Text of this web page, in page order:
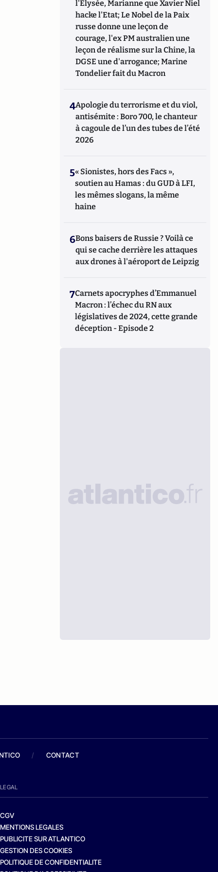
Sorbonne Paris 1 (DEA d'économie
industriel) et de Grandes
Ecoles de Commerce (Mastère spécialisé en
ingénierie financière et métiers de la
finance), il dispense actuellement à
Sciences-po Paris des cours d’économie. Il a
enseigné l'Economie dans la plupart des
Grandes Ecoles françaises (HEC, ESSEC,
égalité des chances first et non absolue,
rééquilibrage par l'Etat in fine) c'est un
adèpte de la philosophie "penser par soi-
même" qu'il tente d'appliquer à l'économie.
contractuel hebdomadaire dans le journal
Forbes.
l'Elysée, Marianne que Xavier Niel
hacke l'Etat; Le Nobel de la Paix
russe donne une leçon de
courage, l'ex PM australien une
leçon de réalisme sur la Chine, la
DGSE une d'arrogance; Marine
Tondelier fait du Macron
4Apologie du terrorisme et du viol,
antisémite : Boro 700, le chanteur
à cagoule de l’un des tubes de l’été
2026
5« Sionistes, hors des Facs »,
soutien au Hamas : du GUD à LFI,
les mêmes slogans, la même
haine
6Bons baisers de Russie ? Voilà ce
qui se cache derrière les attaques
aux drones à l'aéroport de Leipzig
7Carnets apocryphes d’Emmanuel
Macron : l’échec du RN aux
législatives de 2024, cette grande
déception - Episode 2
/ CONTACT
LEGAL
CGV
MENTIONS LEGALES
PUBLICITE SUR ATLANTICO
GESTION DES COOKIES
POLITIQUE DE CONFIDENTIALITE